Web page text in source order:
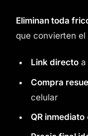
Eliminan toda
que convierten el
Link directoa
Compra
celular
QR inmediato